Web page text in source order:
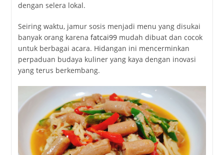
dengan selera lokal.
Seiring waktu, jamur sosis menjadi menu yang disukai
banyak orang karena fatcai99mudah dibuat dan cocok
untuk berbagai acara. Hidangan ini mencerminkan
perpaduan budaya kuliner yang kaya dengan inovasi
yang terus berkembang.